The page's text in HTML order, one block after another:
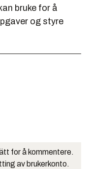
bruke for å
og styre
for å kommentere.
av brukerkonto.